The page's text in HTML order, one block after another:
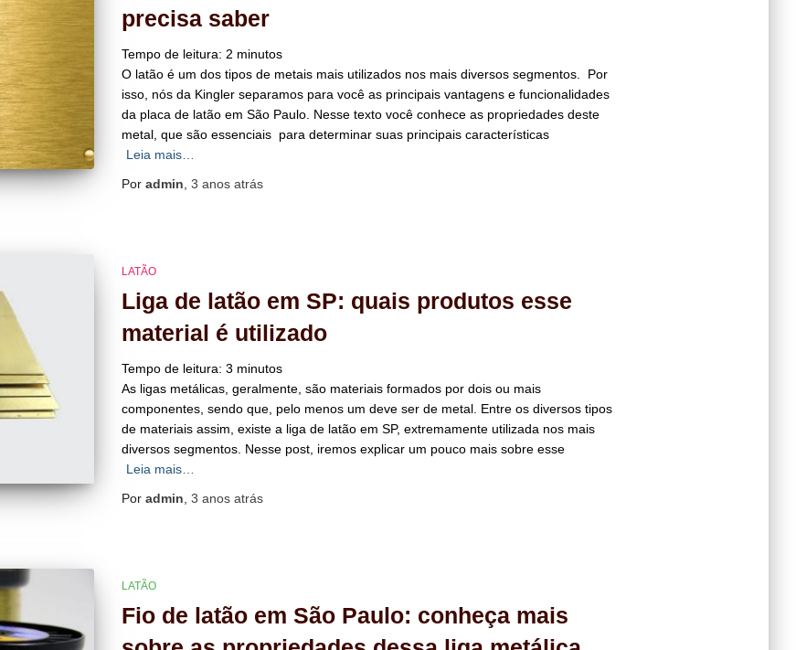
precisa saber
Tempo de leitura: 2 minutos
O latão é um dos tipos de metais mais utilizados nos mais diversos segmentos. Por
isso, nós da Kingler separamos para você as principais vantagens e funcionalidades
da placa de latão em São Paulo. Nesse texto você conhece as propriedades deste
metal, que são essenciais para determinar suas principais características
Leia mais…
Por admin 3 anosatrás
LATÃO
Liga de latão em SP: quais produtos esse
material é utilizado
Tempo de leitura: 3 minutos
As ligas metálicas, geralmente, são materiais formados por dois ou mais
componentes, sendo que, pelo menos um deve ser de metal. Entre os diversos tipos
de materiais assim, existe a liga de latão em SP, extremamente utilizada nos mais
diversos segmentos. Nesse post, iremos explicar um pouco mais sobre esse
Leia mais…
Por admin 3 anosatrás
LATÃO
Fio de latão em São Paulo: conheça mais